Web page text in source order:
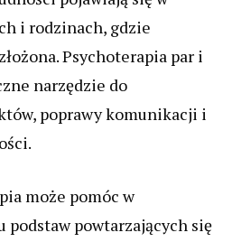
i rodzinach, gdzie
Psychoterapia par i
narzędzie do
poprawy komunikacji i
może pomóc w
podstaw powtarzających się